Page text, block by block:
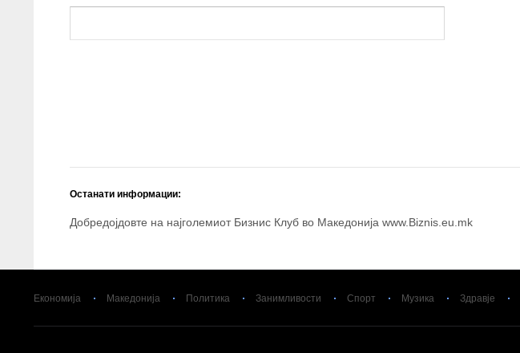
Останати информации:
Добредојдовте на најголемиот Бизнис Клуб во Македонија www.Biznis.eu.mk
Економија Македонија Политика Занимливости Спорт Музика Здравје